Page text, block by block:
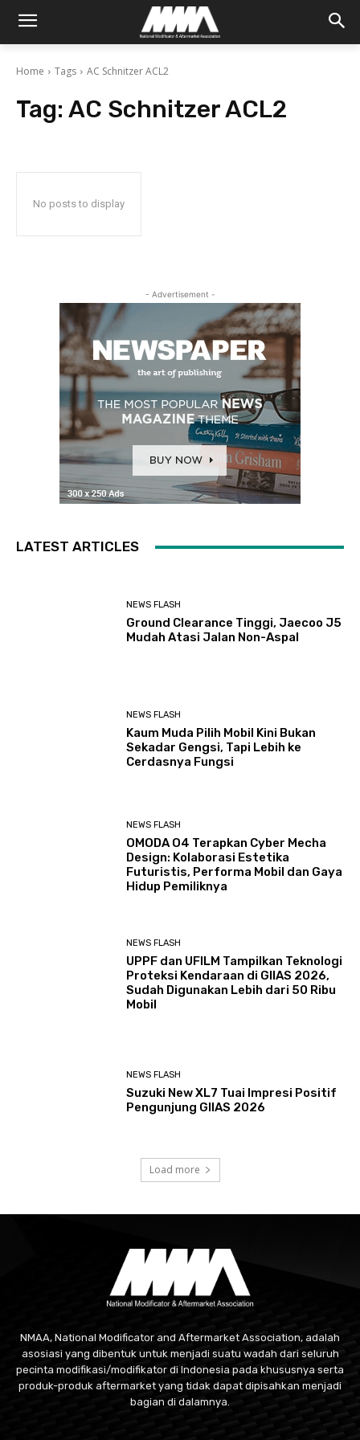
Home Tags AC Schnitzer ACL2
Tag: AC Schnitzer ACL2
No posts to display
- Advertisement -
LATEST ARTICLES
NEWS FLASH
Ground Clearance Tinggi, Jaecoo J5
Mudah Atasi Jalan Non-Aspal
NEWS FLASH
Kaum Muda Pilih Mobil Kini Bukan
Sekadar Gengsi, Tapi Lebih ke
Cerdasnya Fungsi
NEWS FLASH
OMODA O4 Terapkan Cyber Mecha
Design: Kolaborasi Estetika
Futuristis, Performa Mobil dan Gaya
Hidup Pemiliknya
NEWS FLASH
UPPF dan UFILM Tampilkan Teknologi
Proteksi Kendaraan di GIIAS 2026,
Sudah Digunakan Lebih dari 50 Ribu
Mobil
NEWS FLASH
Suzuki New XL7 Tuai Impresi Positif
Pengunjung GIIAS 2026
Load more
NMAA, National Modificator and Aftermarket Association, adalah
asosiasi yang dibentuk untuk menjadi suatu wadah dari seluruh
pecinta modifikasi/modifikator di Indonesia pada khususnya serta
produk-produk aftermarket yang tidak dapat dipisahkan menjadi
bagian di dalamnya.